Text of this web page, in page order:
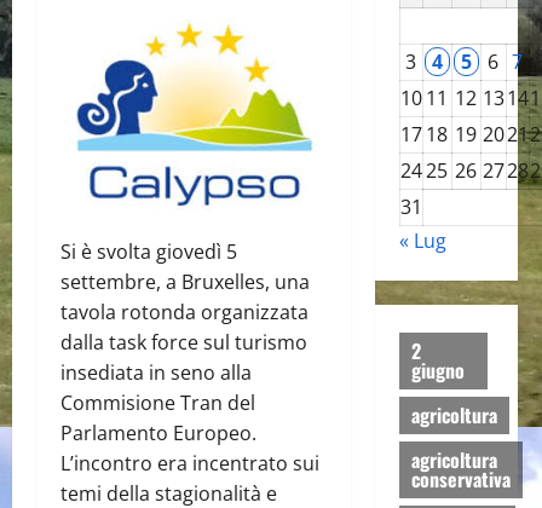
Si è svolta giovedì 5
settembre, a Bruxelles, una
tavola rotonda organizzata
dalla task force sul turismo
insediata in seno alla
Commisione Tran del
Parlamento Europeo.
L’incontro era incentrato sui
temi della stagionalità e
3 4 5 6 7
10 11 12 1314
17 18 19 2021
2425 26 2728
31
« Lug
2
giugno
agricoltura
agricoltura
conservativa